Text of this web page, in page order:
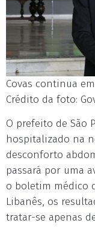
Covas continua
Crédito da foto:
O prefeito de São
hospitalizado na
desconforto
passará por uma
o boletim médico
Libanês, os
tratar-se apenas